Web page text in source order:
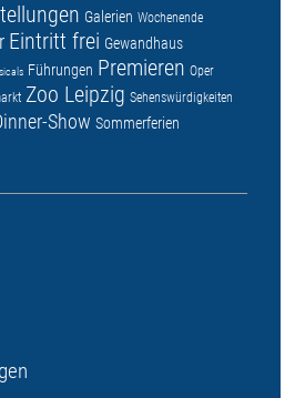
Galerien Wochenende
Eintritt frei Gewandhaus
Führungen Premieren Oper
Zoo Leipzig Sehenswürdigkeiten
Show Sommerferien